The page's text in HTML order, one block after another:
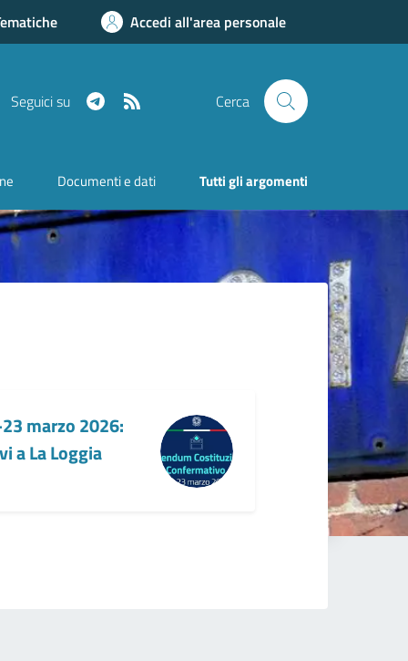
Accedi all'area personale
Seguici su Telegram Cerca
Documenti e dati Tutti gli argomenti
marzo 2026:
a La Loggia